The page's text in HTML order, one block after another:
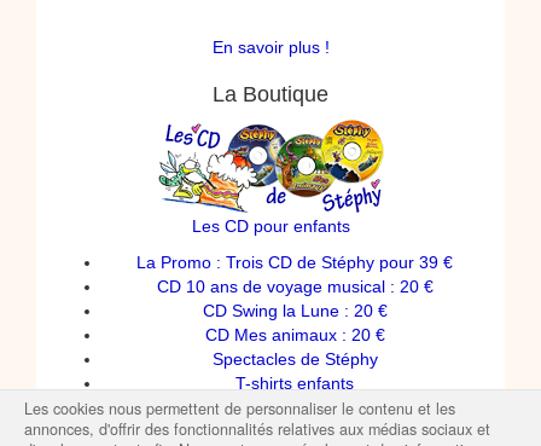
En savoir plus !
La Boutique
Les CD pour enfants
La Promo : Trois CD de Stéphy pour 39 €
CD 10 ans de voyage musical : 20 €
CD Swing la Lune : 20 €
CD Mes animaux : 20 €
Spectacles de Stéphy
T-shirts enfants
Les cookies nous permettent de personnaliser le contenu et les
annonces, d'offrir des fonctionnalités relatives aux médias sociaux et